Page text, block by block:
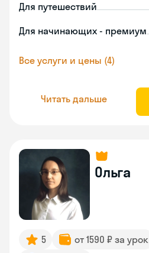
Для путешествий
Для начинающих - премиум
Все услуги и цены (4)
Читать дальше
Ольга
5 от 1590 ₽ за урок